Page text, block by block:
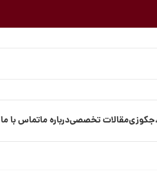
مقالات تخصصیدرباره ماتماس با ما